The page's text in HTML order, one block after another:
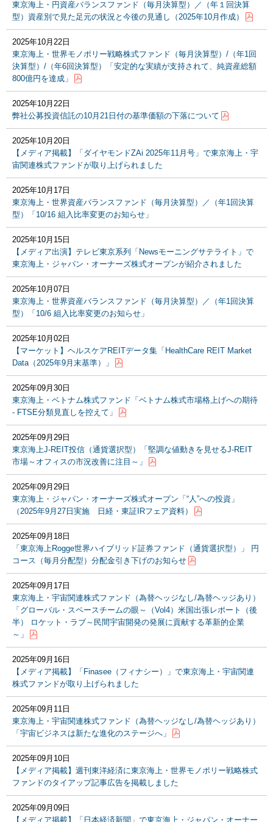
東京海上・円資産バランスファンド（毎月決算型）／（年１回決算
型）資産別で見た足元の状況と今後の見通し（2025年10月作成）
2025年10月22日
東京海上・世界モノポリー戦略株式ファンド（毎月決算型）/（年1回
決算型）/（年6回決算型）「安定的な実績が支持されて、純資産総額
800億円を達成」
2025年10月22日
弊社公募投資信託の10月21日付の基準価額の下落について
2025年10月20日
【メディア掲載】「ダイヤモンドZAi 2025年11月号」で東京海上・宇
宙関連株式ファンドが取り上げられました
2025年10月17日
東京海上・世界資産バランスファンド（毎月決算型）／（年1回決算
型）「10/16 組入比率変更のお知らせ」
2025年10月15日
【メディア出演】テレビ東京系列「Newsモーニングサテライト」で
東京海上・ジャパン・オーナーズ株式オープンが紹介されました
2025年10月07日
東京海上・世界資産バランスファンド（毎月決算型）／（年1回決算
型）「10/6 組入比率変更のお知らせ」
2025年10月02日
【マーケット】ヘルスケアREITデータ集「HealthCare REIT Market
Data（2025年9月末基準）」
2025年09月30日
東京海上・ベトナム株式ファンド「ベトナム株式市場格上げへの期待
- FTSE分類見直しを控えて」
2025年09月29日
東京海上J-REIT投信（通貨選択型）「堅調な値動きを見せるJ-REIT
市場～オフィスの市況改善に注目～」
2025年09月29日
東京海上・ジャパン・オーナーズ株式オープン「“人”への投資」
（2025年9月27日実施 日経・東証IRフェア資料）
2025年09月18日
「東京海上Rogge世界ハイブリッド証券ファンド（通貨選択型）」 円
コース（毎月分配型）分配金引き下げのお知らせ
2025年09月17日
東京海上・宇宙関連株式ファンド（為替ヘッジなし/為替ヘッジあり）
「グローバル・スペースチームの眼～（Vol4）米国出張レポート（後
半） ロケット・ラブ～民間宇宙開発の発展に貢献する革新的企業
～」
2025年09月16日
【メディア掲載】「Finasee（フィナシー）」で東京海上・宇宙関連
株式ファンドが取り上げられました
2025年09月11日
東京海上・宇宙関連株式ファンド（為替ヘッジなし/為替ヘッジあり）
「宇宙ビジネスは新たな進化のステージへ」
2025年09月10日
【メディア掲載】週刊東洋経済に東京海上・世界モノポリー戦略株式
ファンドのタイアップ記事広告を掲載しました
2025年09月09日
【メディア掲載】「日本経済新聞」で東京海上・ジャパン・オーナー